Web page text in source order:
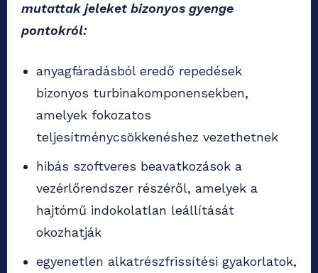
mutattak jeleket bizonyos gyenge
pontokról:
anyagfáradásból eredő repedések
bizonyos turbinakomponensekben,
amelyek fokozatos
teljesítménycsökkenéshez vezethetnek
hibás szoftveres beavatkozások a
vezérlőrendszer részéről, amelyek a
hajtómű indokolatlan leállítását
okozhatják
egyenetlen alkatrészfrissítési gyakorlatok,